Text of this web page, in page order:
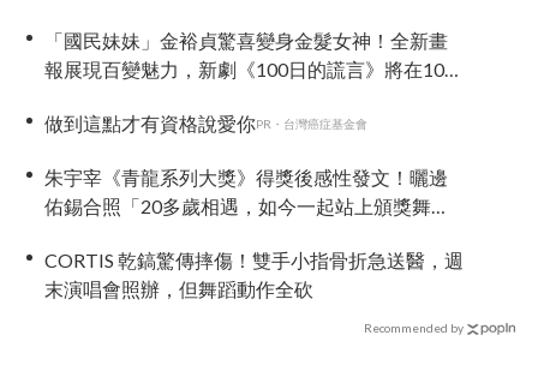
「國民妹妹」金裕貞驚喜變身金髮女神！全新畫
報展現百變魅力，新劇《100日的謊言》將在10月
做到這點才有資格說愛你PR・台灣癌症基金會
朱宇宰《青龍系列大獎》得獎後感性發文！曬邊
佑錫合照「20多歲相遇，如今一起站上頒獎舞
CORTIS 乾鎬驚傳摔傷！雙手小指骨折急送醫，週
末演唱會照辦，但舞蹈動作全砍
Recommended by